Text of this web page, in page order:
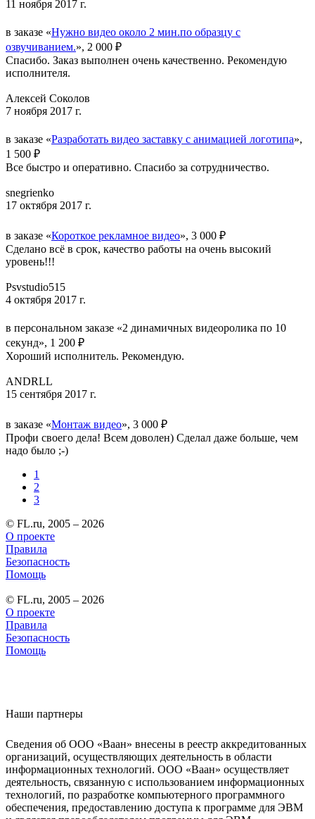
11 ноября 2017 г.
в заказе «Нужно видео около 2 мин.по образцу с
озвучиванием.», 2 000 ₽
Спасибо. Заказ выполнен очень качественно. Рекомендую
исполнителя.
Алексей Соколов
7 ноября 2017 г.
в заказе «Разработать видео заставку с анимацией логотипа»,
1 500 ₽
Все быстро и оперативно. Спасибо за сотрудничество.
snegrienko
17 октября 2017 г.
в заказе «Короткое рекламное видео», 3 000 ₽
Сделано всё в срок, качество работы на очень высокий
уровень!!!
Psvstudio515
4 октября 2017 г.
в персональном заказе «2 динамичных видеоролика по 10
секунд», 1 200 ₽
Хороший исполнитель. Рекомендую.
ANDRLL
15 сентября 2017 г.
в заказе «Монтаж видео», 3 000 ₽
Профи своего дела! Всем доволен) Сделал даже больше, чем
надо было ;-)
1
2
3
© FL.ru, 2005 – 2026
О проекте
Правила
Безопасность
Помощь
© FL.ru, 2005 – 2026
О проекте
Правила
Безопасность
Помощь
Наши партнеры
Сведения об ООО «Ваан» внесены в реестр аккредитованных
организаций, осуществляющих деятельность в области
информационных технологий. ООО «Ваан» осуществляет
деятельность, связанную с использованием информационных
технологий, по разработке компьютерного программного
обеспечения, предоставлению доступа к программе для ЭВМ